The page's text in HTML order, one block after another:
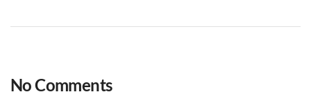
No Comments